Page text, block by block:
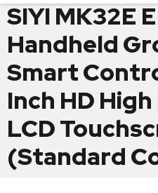
SIYI MK32E
Handheld
Smart
Inch HD
LCD
(Standard